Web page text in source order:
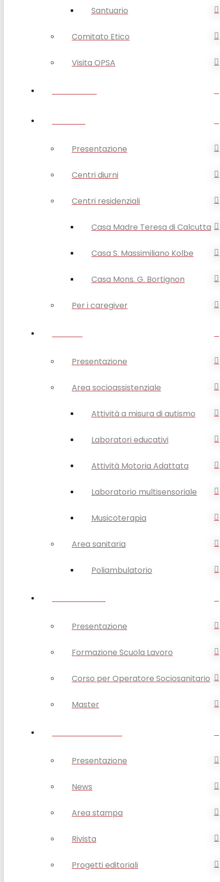
Santuario
Comitato Etico
Visita OPSA
Presentazione
Centri diurni
Centri residenziali
Casa Madre Teresa di Calcutta
Casa S. Massimiliano Kolbe
Casa Mons. G. Bortignon
Per i caregiver
Presentazione
Area socioassistenziale
Attività a misura di autismo
Laboratori educativi
Attività Motoria Adattata
Laboratorio multisensoriale
Musicoterapia
Area sanitaria
Poliambulatorio
Presentazione
Formazione Scuola Lavoro
Corso per Operatore Sociosanitario
Master
Presentazione
News
Area stampa
Rivista
Progetti editoriali